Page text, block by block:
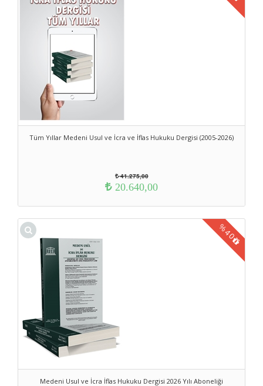
Tüm Yıllar Medeni Usul ve İcra ve İflas Hukuku Dergisi (2005-2026)
41.275,00
20.640,00
Medeni Usul ve İcra İflas Hukuku Dergisi 2026 Yılı Aboneliği
%40